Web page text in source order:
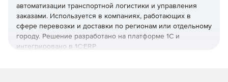
автоматизации транспортной логистики и управления
заказами. Используется в компаниях, работающих в
сфере перевозки и доставки по регионам или отдельному
городу. Решение разработано на платформе 1С и
интегрировано в 1С:ERP.